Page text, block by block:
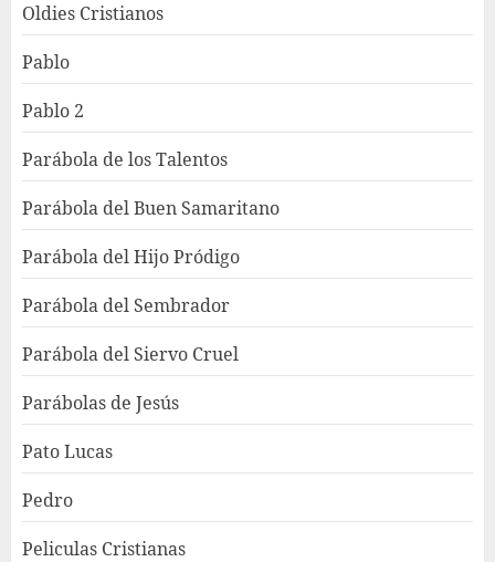
Oldies Cristianos
Pablo
Pablo 2
Parábola de los Talentos
Parábola del Buen Samaritano
Parábola del Hijo Pródigo
Parábola del Sembrador
Parábola del Siervo Cruel
Parábolas de Jesús
Pato Lucas
Pedro
Peliculas Cristianas